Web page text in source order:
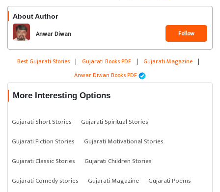
About Author
Anwar Diwan Follow
Best Gujarati Stories | Gujarati Books PDF | Gujarati Magazine |
Anwar Diwan Books PDF
More Interesting Options
Gujarati Short Stories
Gujarati Spiritual Stories
Gujarati Fiction Stories
Gujarati Motivational Stories
Gujarati Classic Stories
Gujarati Children Stories
Gujarati Comedy stories
Gujarati Magazine
Gujarati Poems